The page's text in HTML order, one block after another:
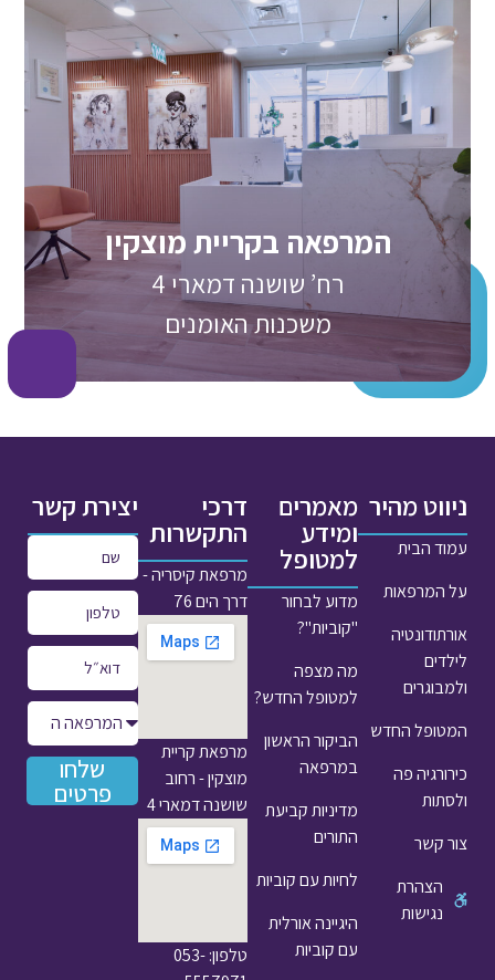
המרפאה בקריית מוצקין
רח’ שושנה דמארי 4
משכנות האומנים
ניווט מהיר
עמוד הבית
על המרפאות
אורתודונטיה
לילדים
ולמבוגרים
המטופל החדש
כירורגיה פה
ולסתות
צור קשר
הצהרת
נגישות
מאמרים
ומידע
למטופל
מדוע לבחור
"קוביות"?
מה מצפה
למטופל החדש?
הביקור הראשון
במרפאה
מדיניות קביעת
התורים
לחיות עם קוביות
היגיינה אורלית
עם קוביות
דרכי
התקשרות
מרפאת קיסריה -
דרך הים 76
מרפאת קריית
מוצקין - רחוב
שושנה דמארי 4
טלפון: 053-
יצירת קשר
שלחו
פרטים